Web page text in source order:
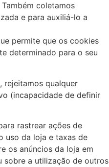
coletamos
e para auxiliá-lo a
permite que os cookies
determinado para o seu
rejeitamos qualquer
(incapacidade de definir
rastrear ações de
uso da loja e taxas de
os anúncios da loja em
sobre a utilização de outros